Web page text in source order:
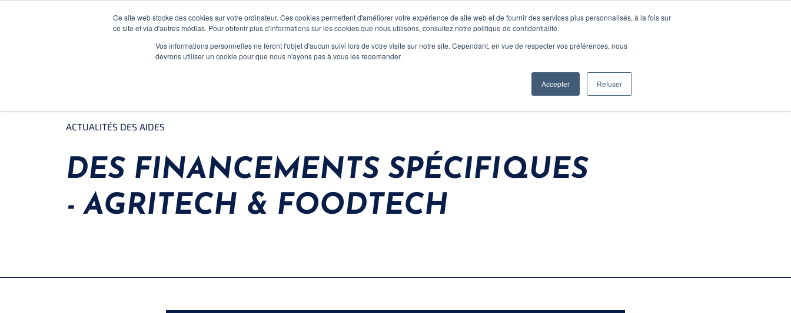
Ce site web stocke des cookies sur votre ordinateur. Ces cookies permettent d'améliorer votre expérience de site web et de fournir des services plus personnalisés, à la fois sur
ce site et via d'autres médias. Pour obtenir plus d'informations sur les cookies que nous utilisons, consultez notre politique de confidentialité.
Vos informations personnelles ne feront l'objet d'aucun suivi lors de votre visite sur notre site. Cependant, en vue de respecter vos préférences, nous
devrons utiliser un cookie pour que nous n'ayons pas à vous les redemander.
Accepter Refuser
Advisory Capital A Propos Ecosystème Ressources CONTACT
ACTUALITÉS DES AIDES
DES FINANCEMENTS SPÉCIFIQUES
- AGRITECH & FOODTECH